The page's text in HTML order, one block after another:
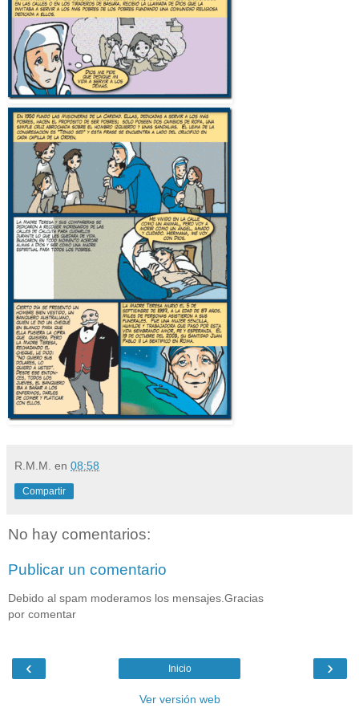
R.M.M. en 08:58
Compartir
No hay comentarios:
Publicar un comentario
Debido al spam moderamos los mensajes.Gracias
por comentar
‹ ›
Inicio
Ver versión web